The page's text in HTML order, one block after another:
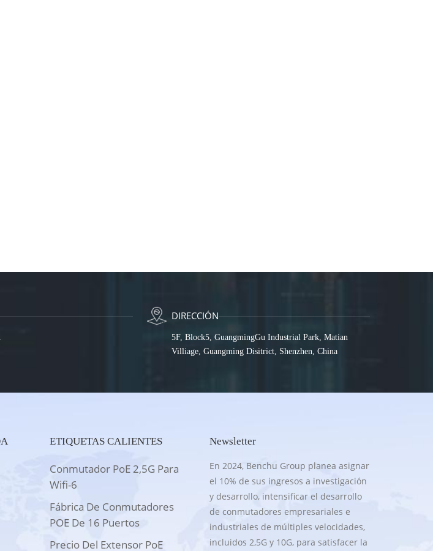
DIRECCIÓN
5F, Block5, GuangmingGu Industrial Park, Matian
Villiage, Guangming Disitrict, Shenzhen, China
ETIQUETAS CALIENTES
Conmutador PoE 2,5G Para
Wifi-6
Fábrica De Conmutadores
POE De 16 Puertos
Precio Del Extensor PoE
Newsletter
En 2024, Benchu Group planea asignar
el 10% de sus ingresos a investigación
y desarrollo, intensificar el desarrollo
de conmutadores empresariales e
industriales de múltiples velocidades,
incluidos 2,5G y 10G, para satisfacer la